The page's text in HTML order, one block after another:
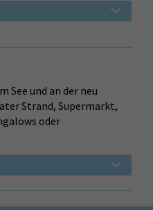
See und an der neu
Strand, Supermarkt,
oder